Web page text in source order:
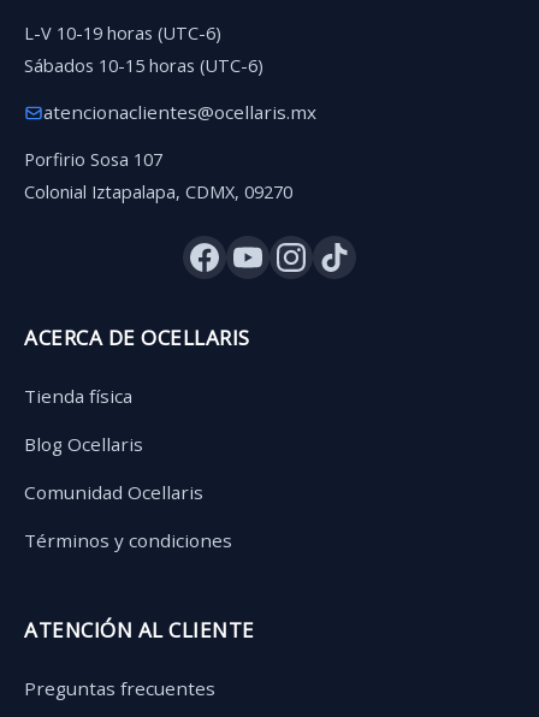
L-V 10-19 horas (UTC-6)
Sábados 10-15 horas (UTC-6)
atencionaclientes@ocellaris.mx
Porfirio Sosa 107
Colonial Iztapalapa, CDMX, 09270
ACERCA DE OCELLARIS
Tienda física
Blog Ocellaris
Comunidad Ocellaris
Términos y condiciones
ATENCIÓN AL CLIENTE
Preguntas frecuentes